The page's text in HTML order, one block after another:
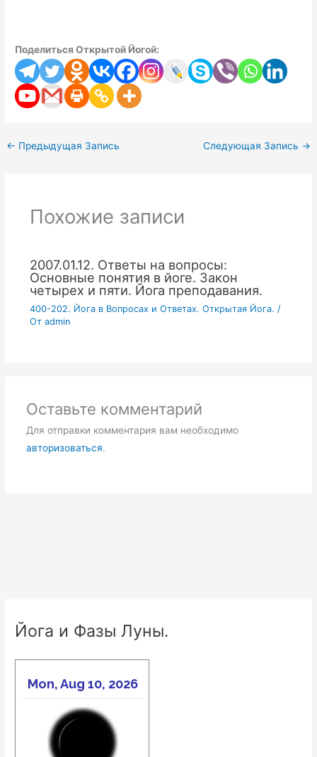
Поделиться Открытой Йогой:
← Предыдущая Запись Следующая Запись →
Похожие записи
2007.01.12. Ответы на вопросы:
Основные понятия в йоге. Закон
четырех и пяти. Йога преподавания.
400-202. Йога в Вопросах и Ответах. Открытая Йога. /
От admin
Оставьте комментарий
Для отправки комментария вам необходимо
авторизоваться.
Йога и Фазы Луны.